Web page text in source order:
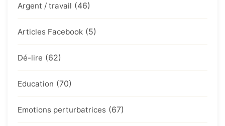
Argent / travail (46)
Articles Facebook (5)
Dé-lire (62)
Education (70)
Emotions perturbatrices (67)